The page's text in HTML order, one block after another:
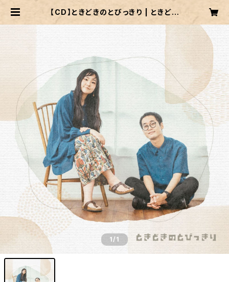
【CD】ときどきのとびっきり | ときどき
1/1